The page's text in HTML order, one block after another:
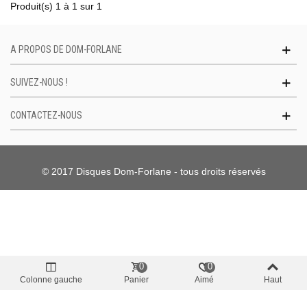
Produit(s) 1 à 1 sur 1
A PROPOS DE DOM-FORLANE
SUIVEZ-NOUS !
CONTACTEZ-NOUS
© 2017 Disques Dom-Forlane - tous droits réservés
Colonne gauche Panier
0
Aimé
0
Haut